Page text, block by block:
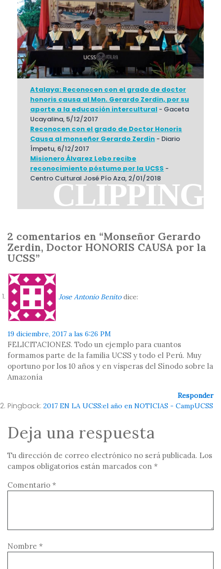
CLIPPING
Atalaya: Reconocen con el grado de doctor
honoris causa al Mon. Gerardo Zerdin, por su
aporte a la educación intercultural - Gaceta
Ucayalina, 5/12/2017
Reconocen con el grado de Doctor Honoris
Causa al monseñor Gerardo Zerdin - Diario
Ímpetu, 6/12/2017
Misionero Álvarez Lobo recibe
reconocimiento póstumo por la UCSS -
Centro Cultural José Pío Aza, 2/01/2018
2 comentarios en “Monseñor Gerardo
Zerdin, Doctor HONORIS CAUSA por la
UCSS”
Jose Antonio Benito dice:
19 diciembre, 2017 a las 6:26 PM
FELICITACIONES. Todo un ejemplo para cuantos
formamos parte de la familia UCSS y todo el Perú. Muy
oportuno por los 10 años y en vísperas del Sínodo sobre la
Amazonía
Responder
Pingback: 2017 EN LA UCSS:el año en NOTICIAS - CampUCSS
Deja una respuesta
Tu dirección de correo electrónico no será publicada. Los
campos obligatorios están marcados con *
Comentario *
Nombre *